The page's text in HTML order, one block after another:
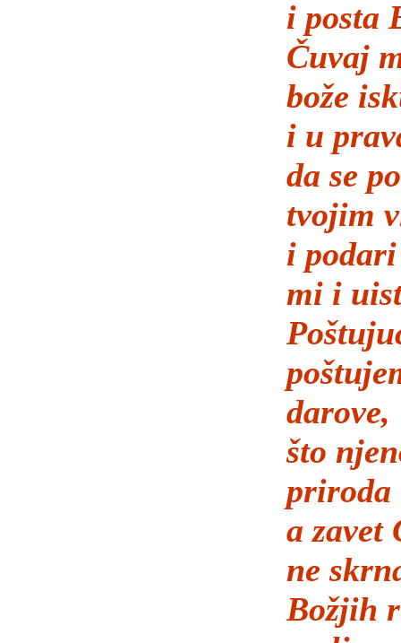
i posta
Čuvaj
bože
i u
da se
tvojim
i
mi i
darove,
što
priroda
a zavet
ne
Božjih